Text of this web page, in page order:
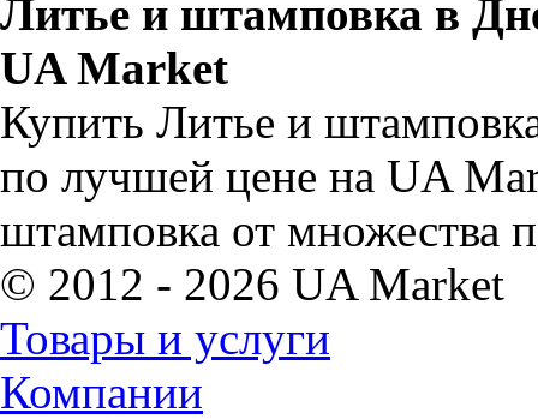
Литье и штамповка в
UA Market
Купить Литье и
по лучшей цене на UA
штамповка от множества
© 2012 - 2026 UA Market
Товары и услуги
Компании